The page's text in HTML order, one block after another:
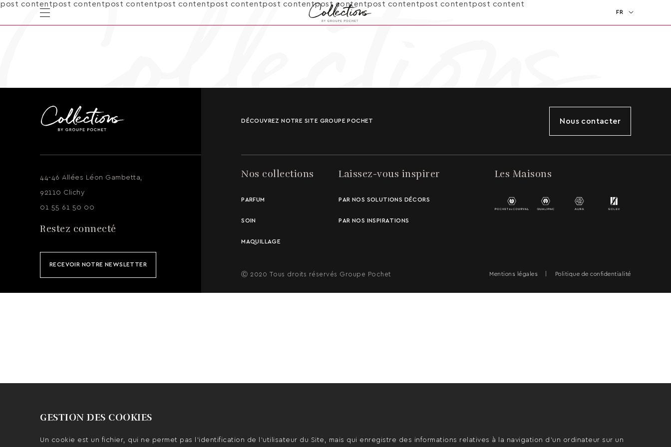
FR
post contentpost contentpost contentpost contentpost contentpost contentpost contentpost contentpost contentpost content
GESTION DES COOKIES
Un cookie est un fichier, qui ne permet pas l’identification de l’utilisateur du Site, mais qui enregistre des informations relatives à la navigation d’un ordinateur sur un
44-46 Allées Léon Gambetta,
92110 Clichy
01 55 61 50 00
Restez connecté
RECEVOIR NOTRE NEWSLETTER
DÉCOUVREZ NOTRE SITE GROUPE POCHET Nous contacter
Nos collections
PARFUM
SOIN
MAQUILLAGE
Laissez-vous inspirer
PAR NOS SOLUTIONS DÉCORS
PAR NOS INSPIRATIONS
Les Maisons
Ⓒ 2020 Tous droits réservés Groupe Pochet Mentions légales Politique de confidentialité